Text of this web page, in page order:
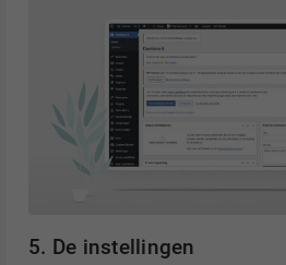
5. De instellingen